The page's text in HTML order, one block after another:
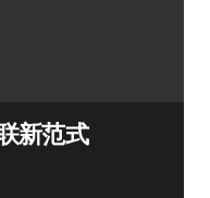
新范式